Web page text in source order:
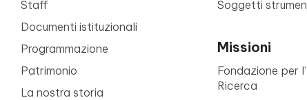
Staff
Documenti istituzionali
Programmazione
Patrimonio
La nostra storia
Soggetti
Missioni
Fondazione per
Ricerca